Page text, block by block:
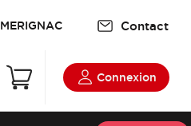
MERIGNAC Contact
Connexion